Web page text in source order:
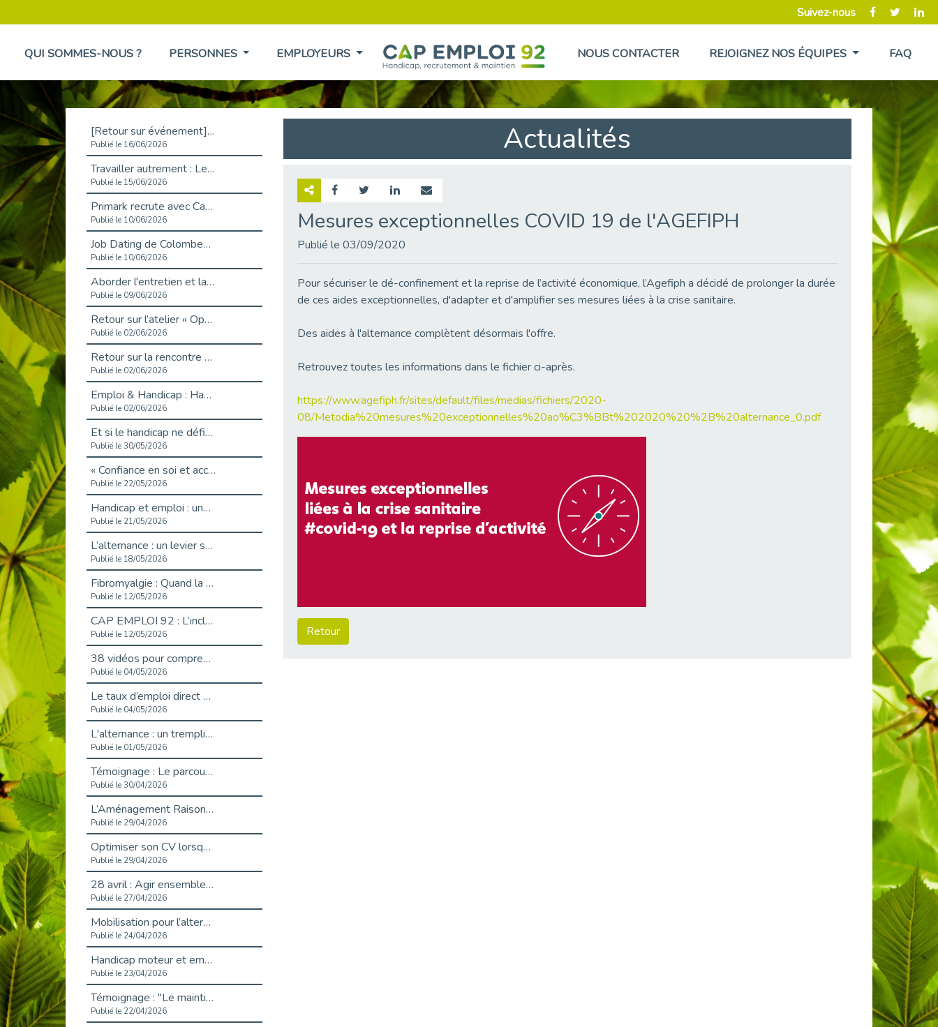
Suivez-nous
QUI SOMMES-NOUS ? PERSONNES EMPLOYEURS NOUS CONTACTER REJOIGNEZ NOS ÉQUIPES FAQ
[Retour sur événement] L'inclusion au cœur de la Place de l'Emploi à La Défense !
Publié le 16/06/2026
Travailler autrement : Le défi de l'intégration des maladies chroniques en entreprise
Publié le 15/06/2026
Primark recrute avec Cap Emploi 92, une matinée couronnée de succès !
Publié le 10/06/2026
Job Dating de Colombes – Emploi et Insertion
Publié le 10/06/2026
Aborder l'entretien et la situation de handicap en toute confiance
Publié le 09/06/2026
Retour sur l’atelier « Optimiser sa recherche d’emploi »
Publié le 02/06/2026
Retour sur la rencontre entre Cap Emploi 92 et Thales (Campus Meudon)
Publié le 02/06/2026
Emploi & Handicap : Hachette Livre et Cap emploi 92 renforcent leur collaboration
Publié le 02/06/2026
Et si le handicap ne définissait plus la carrière ?
Publié le 30/05/2026
« Confiance en soi et acceptation du handicap » : un levier puissant vers l’emploi
Publié le 22/05/2026
Handicap et emploi : une matinée pour briser les tabous
Publié le 21/05/2026
L’alternance : un levier stratégique pour recruter et inclure durablement
Publié le 18/05/2026
Fibromyalgie : Quand la douleur invisible s’invite au bureau
Publié le 12/05/2026
CAP EMPLOI 92 : L’inclusion portée à son sommet, bien au-delà des quotas
Publié le 12/05/2026
38 vidéos pour comprendre et agir durablement
Publié le 04/05/2026
Le taux d’emploi direct dans la fonction publique dépasse 6 % en 2025
Publié le 04/05/2026
L'alternance : un tremplin vers l'emploi aussi pour les personnes en situation de handicap
Publié le 01/05/2026
Témoignage : Le parcours de Marc, 44 ans
Publié le 30/04/2026
L’Aménagement Raisonnable : Un Levier pour l’Équité
Publié le 29/04/2026
Optimiser son CV lorsqu’on est en situation de handicap
Publié le 29/04/2026
28 avril : Agir ensemble pour une culture de prévention au travail
Publié le 27/04/2026
Mobilisation pour l’alternance et le handicap
Publié le 24/04/2026
Handicap moteur et emploi : réussir ses recrutements vidéo
Publié le 23/04/2026
Témoignage : "Le maintien en emploi est un investissement, pas une contrainte."
Publié le 22/04/2026
Actualités
Mesures exceptionnelles COVID 19 de l'AGEFIPH
Publié le 03/09/2020
Pour sécuriser le dé-confinement et la reprise de l’activité économique, l’Agefiph a décidé de prolonger la durée
de ces aides exceptionnelles, d'adapter et d'amplifier ses mesures liées à la crise sanitaire.
Des aides à l'alternance complètent désormais l'offre.
Retrouvez toutes les informations dans le fichier ci-après.
https://www.agefiph.fr/sites/default/files/medias/fichiers/2020-
08/Metodia%20mesures%20exceptionnelles%20ao%C3%BBt%202020%20%2B%20alternance_0.pdf
Retour